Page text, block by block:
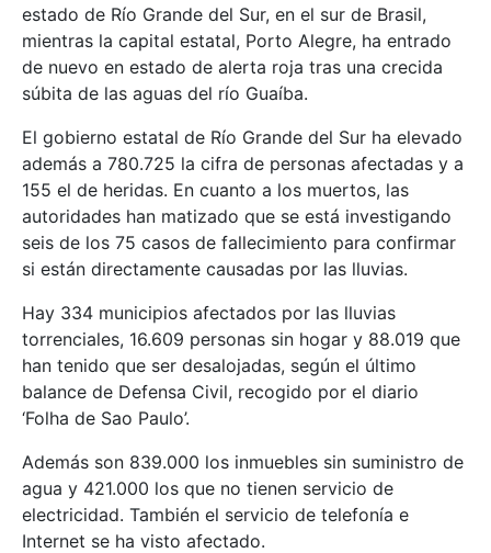
estado de Río Grande del Sur, en el sur de Brasil,
mientras la capital estatal, Porto Alegre, ha entrado
de nuevo en estado de alerta roja tras una crecida
súbita de las aguas del río Guaíba.
El gobierno estatal de Río Grande del Sur ha elevado
además a 780.725 la cifra de personas afectadas y a
155 el de heridas. En cuanto a los muertos, las
autoridades han matizado que se está investigando
seis de los 75 casos de fallecimiento para confirmar
si están directamente causadas por las lluvias.
Hay 334 municipios afectados por las lluvias
torrenciales, 16.609 personas sin hogar y 88.019 que
han tenido que ser desalojadas, según el último
balance de Defensa Civil, recogido por el diario
‘Folha de Sao Paulo’.
Además son 839.000 los inmuebles sin suministro de
agua y 421.000 los que no tienen servicio de
electricidad. También el servicio de telefonía e
Internet se ha visto afectado.